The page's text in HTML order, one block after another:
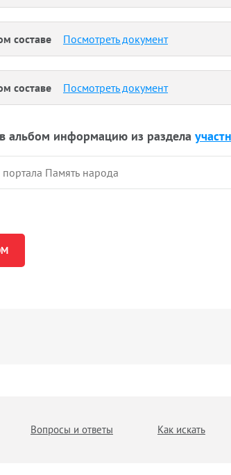
составе Посмотреть документ
составе Посмотреть документ
альбом информацию из раздела
Вопросы и ответы Как искать